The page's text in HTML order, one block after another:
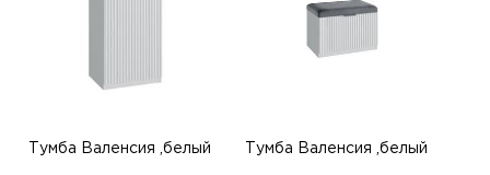
Тумба Валенсия ,белый Тумба Валенсия ,белый